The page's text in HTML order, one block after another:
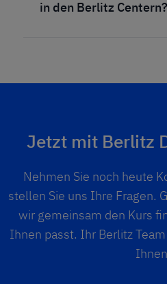
in den Berlitz Centern?
Jetzt mit Berlitz
Nehmen Sie noch heute
stellen Sie uns Ihre Fragen.
wir gemeinsam den Kurs
Ihnen passt. Ihr Berlitz